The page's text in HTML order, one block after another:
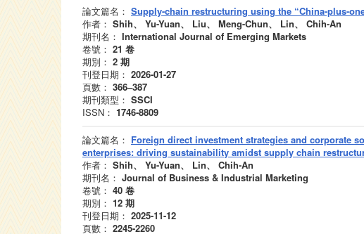
論文篇名： Supply-chain restructuring using the “China-plus-
作者： Shih、 Yu-Yuan、 Liu、 Meng-Chun、 Lin、 Chih-An
期刊名： International Journal of Emerging Markets
卷號： 21 卷
期別： 2 期
刊登日期： 2026-01-27
頁數： 366–387
期刊類型： SSCI
ISSN： 1746-8809
論文篇名： Foreign direct investment strategies and corporate
enterprises: driving sustainability amidst supply chain
作者： Shih、 Yu-Yuan、 Lin、 Chih-An
期刊名： Journal of Business & Industrial Marketing
卷號： 40 卷
期別： 12 期
刊登日期： 2025-11-12
頁數： 2245-2260